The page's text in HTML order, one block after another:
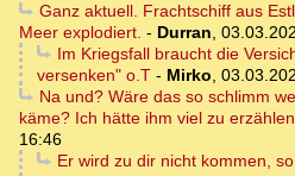
Ganz aktuell. Frachtschiff aus
Meer explodiert. - Durran,
Im Kriegsfall braucht die
versenken" o.T - Mirko,
Na und? Wäre das so schlimm
käme? Ich hätte ihm viel zu
16:46
Er wird zu dir nicht kommen,